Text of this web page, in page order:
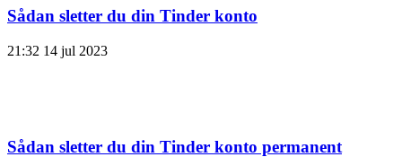
Sådan sletter du din Tinder konto
21:32 14 jul 2023
Sådan sletter du din Tinder konto permanent